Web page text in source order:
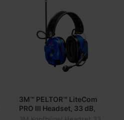
3M™ PELTOR™ LiteCom
PRO III Headset, 33 dB,
blau